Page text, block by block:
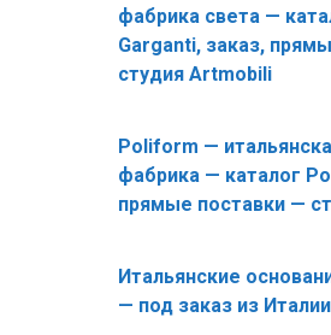
фабрика света —
Garganti, заказ,
студия Artmobili
Poliform —
фабрика — каталог
прямые поставки —
Итальянские
— под заказ из Италии